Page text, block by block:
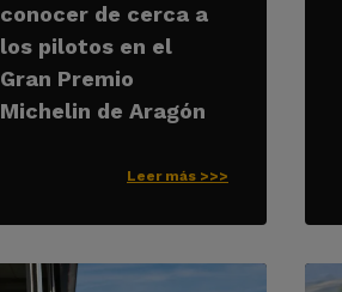
conocer de cerca a
los pilotos en el
Gran Premio
Michelin de Aragón
Leer más >>>